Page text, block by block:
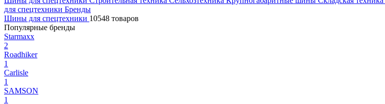
для спецтехники Бренды
Шины для спецтехники 10548 товаров
Популярные бренды
Starmaxx
2
Roadhiker
1
Carlisle
1
SAMSON
1